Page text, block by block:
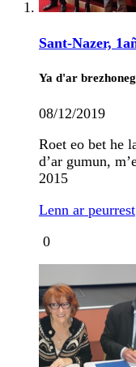
Sant-Nazer,
Ya d'ar brezhoneg
08/12/2019
Roet eo bet he
d’ar gumun,
2015
Lenn ar peurrest
0